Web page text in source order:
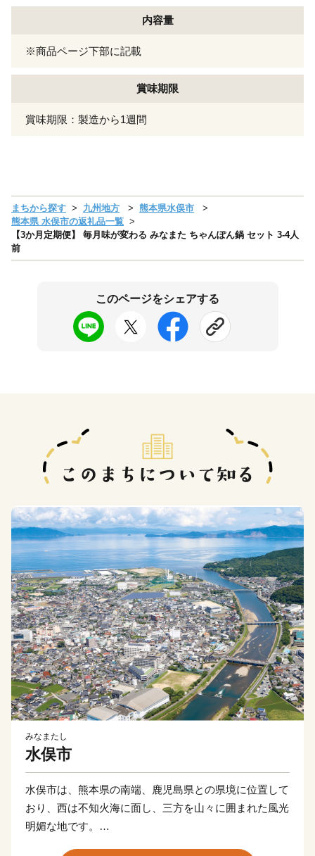
内容量
※商品ページ下部に記載
賞味期限
賞味期限：製造から1週間
まちから探す 九州地方
熊本県水俣市
熊本県 水俣市の返礼品一覧
【3か月定期便】 毎月味が変わる みなまた ちゃんぽん鍋 セット 3-4人
前
このページをシェアする
みなまたし
水俣市
水俣市は、熊本県の南端、鹿児島県との県境に位置して
おり、西は不知火海に面し、三方を山々に囲まれた風光
明媚な地です。